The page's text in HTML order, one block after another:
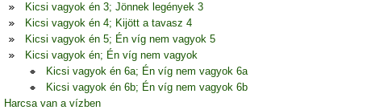
Kicsi vagyok én 3; Jönnek legények 3
Kicsi vagyok én 4; Kijött a tavasz 4
Kicsi vagyok én 5; Én víg nem vagyok 5
Kicsi vagyok én; Én víg nem vagyok
Kicsi vagyok én 6a; Én víg nem vagyok 6a
Kicsi vagyok én 6b; Én víg nem vagyok 6b
Harcsa van a vízben